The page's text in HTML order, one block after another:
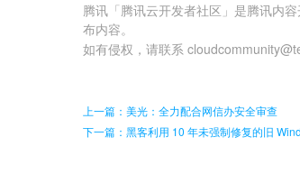
腾讯「腾讯云开发者社区」是腾讯内
布内容。
如有侵权，请联系
上一篇：美光：全力配合网信办安全审查
下一篇：黑客利用 10 年未强制修复的旧